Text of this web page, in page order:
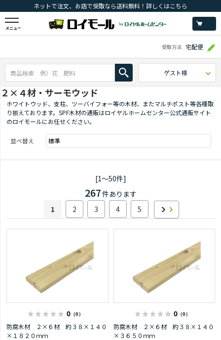
ネットで注文、お店で受取なら送料無料！詳しくはこちら
メニュー
受取方法 宅配便
ゲスト様
２×４材・サーモウッド
ホワイトウッド、支柱、ツーバイフォー等の木材、またマルチポスト等各種取
り揃えております。SPF木材の通販はロイヤルホームセンター公式通販サイト
のロイモールにお任せください。
並べ替え
[1～50件]
267件あります
1
2 3 4 5
0 （0）
防腐木材 ２×６材 約３８×１４０
×１８２０ｍｍ
0（0）
防腐木材 ２×６材 約３８×１４０
×３６５０ｍｍ